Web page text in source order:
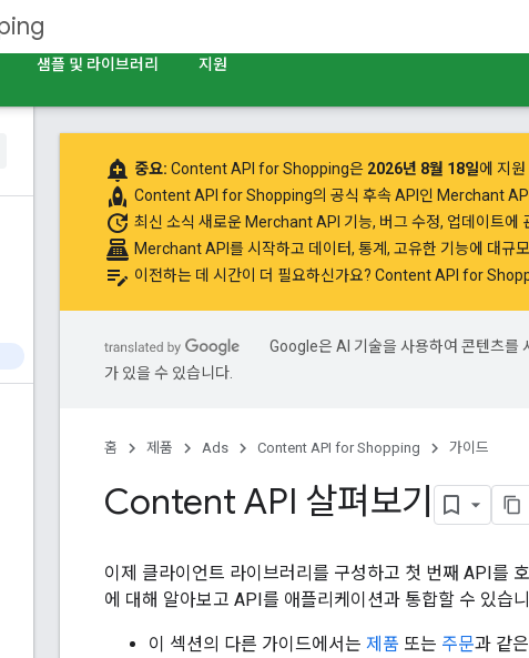
샘플 및 라이브러리 지원
add_alert 중요: Content API for Shopping은 2026년 8월 18일에 지원
rocket Content API for Shopping의 공식 후속 API인 Merchant API
update 최신 소식 새로운 Merchant API 기능, 버그 수정, 업데이트에
point_of_sale Merchant API를 시작하고 데이터, 통계, 고유한 기능에 대규
edit_note 이전하는 데 시간이 더 필요하신가요? Content API for
Google은 AI 기술을 사용하여 콘텐츠를
가 있을 수 있습니다.
홈 제품 Ads Content API for Shopping 가이드
Content API 살펴보기
이제 클라이언트 라이브러리를 구성하고 첫 번째 API를
에 대해 알아보고 API를 애플리케이션과 통합할 수 있습
이 섹션의 다른 가이드에서는 제품 또는 주문과 같